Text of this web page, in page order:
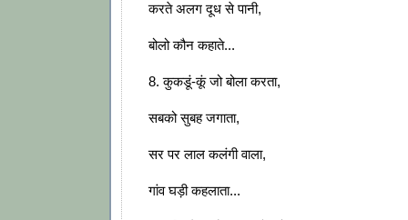
करते अलग दूध से पानी,
बोलो कौन कहाते...
8. कुकडूं-कूं जो बोला करता,
सबको सुबह जगाता,
सर पर लाल कलंगी वाला,
गांव घड़ी कहलाता...